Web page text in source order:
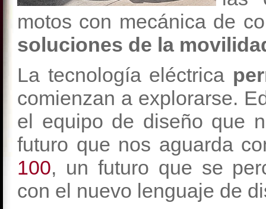
motos con mecánica de
soluciones de la
La tecnología eléctrica
comienzan a explorarse.
el equipo de diseño que
futuro que nos aguarda
100, un futuro que se
con el nuevo lenguaje de